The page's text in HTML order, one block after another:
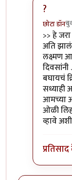
?
छोटा डॉन
In
>> हे
अति
लक्ष्मण
बघायचं
सध्याही
आमच्या
ओळी
व्हावे